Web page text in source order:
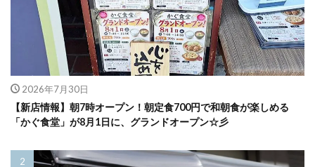
2026年7月30日
【新店情報】朝7時オープン！朝定食700円で和朝食が楽しめる
「かぐ食堂」が8月1日に、グランドオープン☆彡